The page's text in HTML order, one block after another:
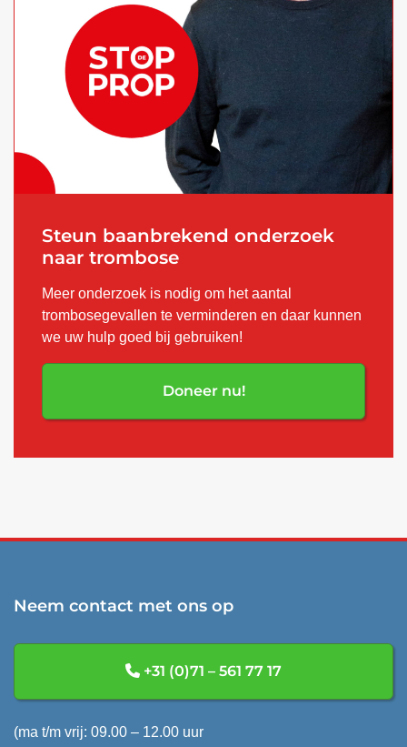
Steun baanbrekend onderzoek
naar trombose
Meer onderzoek is nodig om het aantal
trombosegevallen te verminderen en daar kunnen
we uw hulp goed bij gebruiken!
Doneer nu!
Neem contact met ons op
+31 (0)71 – 561 77 17
(ma t/m vrij: 09.00 – 12.00 uur